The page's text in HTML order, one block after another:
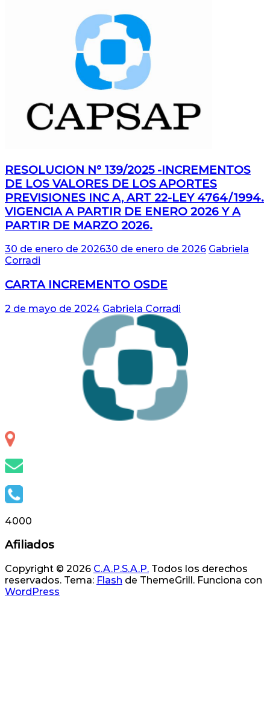
RESOLUCION N° 139/2025 -INCREMENTOS
DE LOS VALORES DE LOS APORTES
PREVISIONES INC A, ART 22-LEY 4764/1994.
VIGENCIA A PARTIR DE ENERO 2026 Y A
PARTIR DE MARZO 2026.
30 de enero de 202630 de enero de 2026 Gabriela
Corradi
CARTA INCREMENTO OSDE
2 de mayo de 2024 Gabriela Corradi
4000
Afiliados
Copyright © 2026 C.A.P.S.A.P. Todos los derechos
reservados. Tema: Flash de ThemeGrill. Funciona con
WordPress